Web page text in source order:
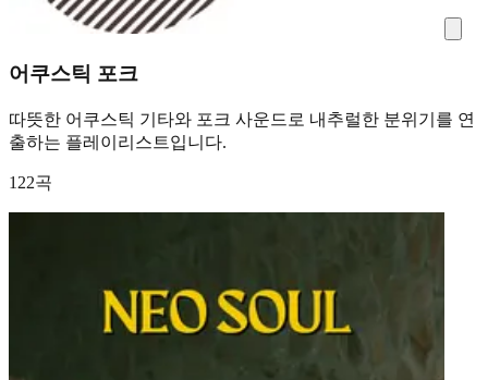
어쿠스틱 포크
따뜻한 어쿠스틱 기타와 포크 사운드로 내추럴한 분위기를 연
출하는 플레이리스트입니다.
122곡